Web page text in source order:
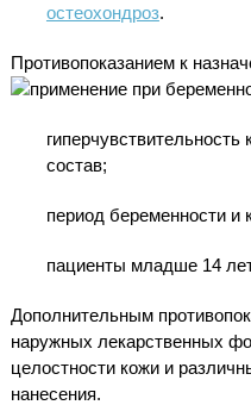
остеохондроз.
Противопоказанием к
состав;
период беременности и
пациенты младше 14
Дополнительным
наружных лекарственных
целостности кожи и
нанесения.